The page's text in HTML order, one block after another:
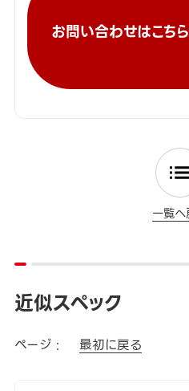
お問い合わせはこち
一覧へ
近似スペック
ページ : 最初に戻る